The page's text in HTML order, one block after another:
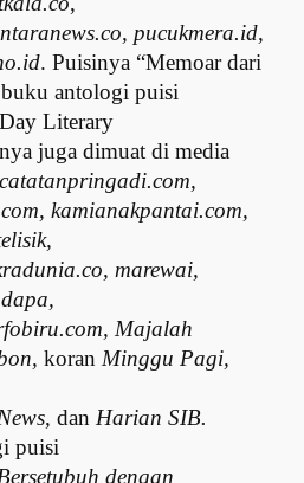
pucukmera.id,
. Puisinya “Memoar dari
antologi puisi
Literary
juga dimuat di media
catatanpringadi.com,
kamianakpantai.com,
marewai,
Majalah
koran Minggu Pagi,
, dan Harian SIB.
puisi
dengan